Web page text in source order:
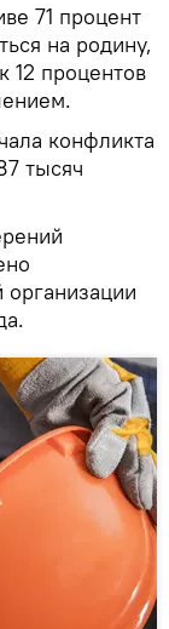
71 процент
на родину,
12 процентов
конфликта
тысяч